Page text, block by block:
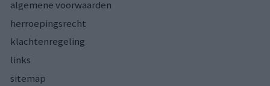
algemene voorwaarden
herroepingsrecht
klachtenregeling
links
sitemap